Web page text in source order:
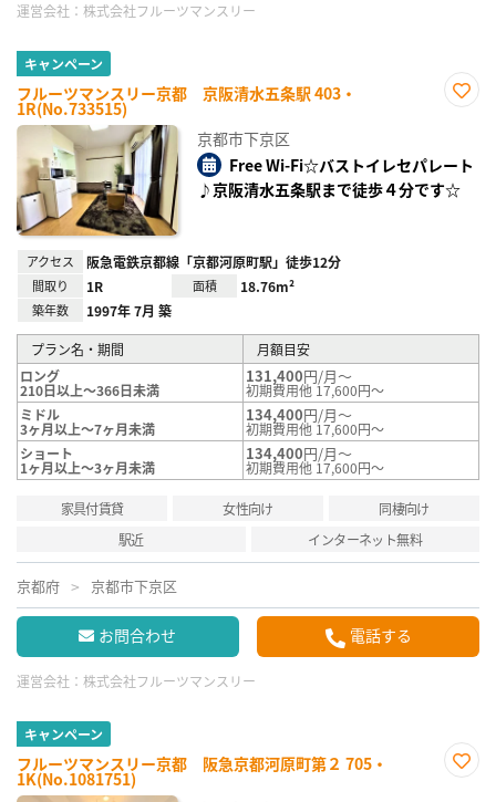
運営会社： 株式会社フルーツマンスリー
キャンペーン
フルーツマンスリー京都 京阪清水五条駅 403・
1R(No.733515)
録
京都市下京区
Free Wi-Fi☆バストイレセパレート
♪京阪清水五条駅まで徒歩４分です☆
アクセス 阪急電鉄京都線「京都河原町駅」徒歩12分
間取り 1R 面積 18.76m²
築年数 1997年 7月 築
プラン名・期間
月額目安
ロング
210日以上～366日未満
131,400円/月～
初期費用他 17,600円～
ミドル
3ヶ月以上～7ヶ月未満
134,400円/月～
初期費用他 17,600円～
ショート
1ヶ月以上～3ヶ月未満
134,400円/月～
初期費用他 17,600円～
家具付賃貸 女性向け
同棲向け
駅近
インターネット無料
京都府 京都市下京区
お問合わせ 電話する
運営会社： 株式会社フルーツマンスリー
キャンペーン
フルーツマンスリー京都 阪急京都河原町第２ 705・
1K(No.1081751)